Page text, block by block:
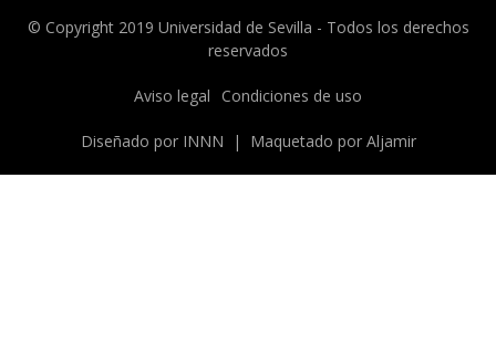
© Copyright 2019 Universidad de Sevilla - Todos los derechos
reservados
legal
Aviso legal Condiciones de uso
Diseñado por INNN | Maquetado por Aljamir